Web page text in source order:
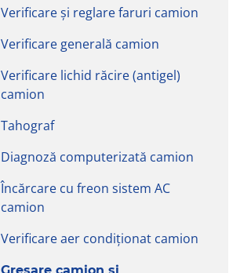
Verificare și reglare faruri camion
Verificare generală camion
Verificare lichid răcire (antigel)
camion
Tahograf
Diagnoză computerizată camion
Încărcare cu freon sistem AC
camion
Verificare aer condiționat camion